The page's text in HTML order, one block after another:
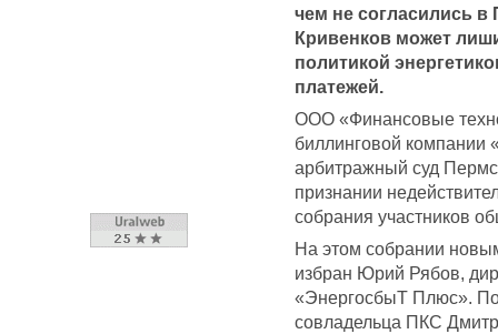
чем не согласились в
Кривенков может
политикой
платежей.
ООО «Финансовые
биллинговой компании
арбитражный суд
признании
собрания участников
На этом собрании
избран Юрий Рябов,
«ЭнергосбыТ Плюс».
совладельца ПКС